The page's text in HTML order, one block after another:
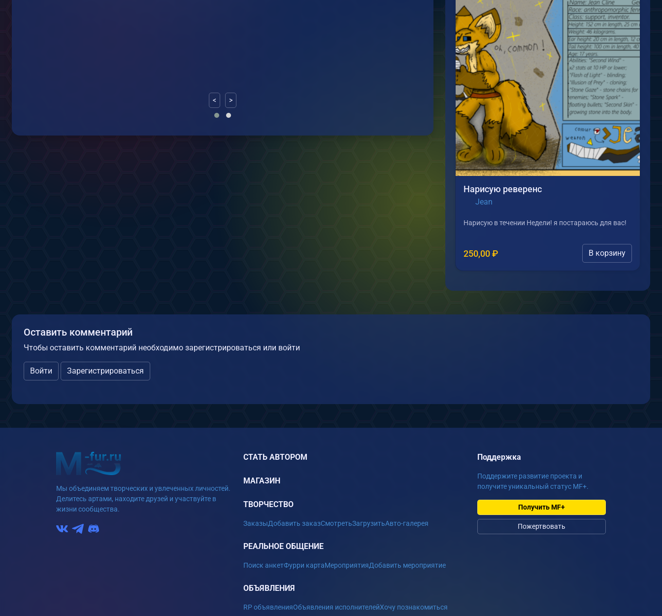
Новая фурсона
отZephyr
04.08.2026
04.08.2026
0
< >
Нарисую реверенс
Jean
Нарисую в течении Недели! я постараюсь для вас!
250,00₽ В корзину
Оставить комментарий
Чтобы оставить комментарий необходимо зарегистрироваться или войти
Войти Зарегистрироваться
Мы объединяем творческих и увлеченных личностей.
Делитесь артами, находите друзей и участвуйте в
жизни сообщества.
СТАТЬ АВТОРОМ
МАГАЗИН
ТВОРЧЕСТВО
ЗаказыДобавить заказСмотретьЗагрузитьАвто-галерея
РЕАЛЬНОЕ ОБЩЕНИЕ
Поиск анкетФурри картаМероприятияДобавить мероприятие
ОБЪЯВЛЕНИЯ
RP объявленияОбъявления исполнителейХочу познакомиться
Поддержка
Поддержите развитие проекта и
получите уникальный статус MF+.
Получить MF+
Пожертвовать